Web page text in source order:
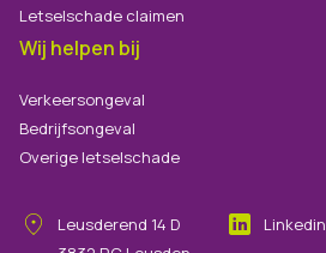
Letselschade claimen
Wij helpen bij
Verkeersongeval
Bedrijfsongeval
Overige letselschade
Leusderend 14 D
Linkedin